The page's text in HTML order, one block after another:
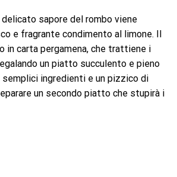
sapore del rombo viene
e fragrante condimento al limone. Il
in carta pergamena, che trattiene i
un piatto succulento e pieno
semplici ingredienti e un pizzico di
un secondo piatto che stupirà i